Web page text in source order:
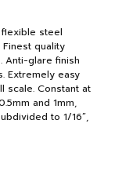
steel
Finest quality
Anti-glare finish
Extremely easy
scale. Constant at
and 1mm,
to 1/16”,